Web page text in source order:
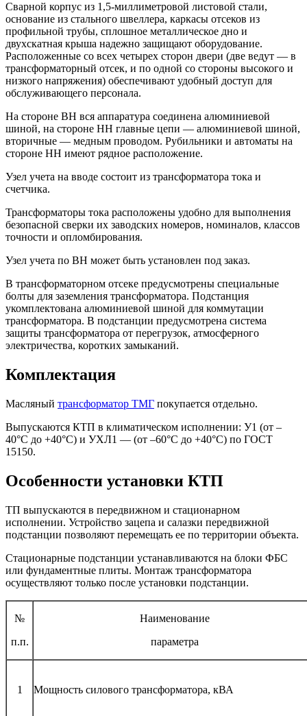
Сварной корпус из 1,5-миллиметровой листовой стали,
основание из стального швеллера, каркасы отсеков из
профильной трубы, сплошное металлическое дно и
двухскатная крыша надежно защищают оборудование.
Расположенные со всех четырех сторон двери (две ведут — в
трансформаторный отсек, и по одной со стороны высокого и
низкого напряжения) обеспечивают удобный доступ для
обслуживающего персонала.
На стороне ВН вся аппаратура соединена алюминиевой
шиной, на стороне НН главные цепи — алюминиевой шиной,
вторичные — медным проводом. Рубильники и автоматы на
стороне НН имеют рядное расположение.
Узел учета на вводе состоит из трансформатора тока и
счетчика.
Трансформаторы тока расположены удобно для выполнения
безопасной сверки их заводских номеров, номиналов, классов
точности и опломбирования.
Узел учета по ВН может быть установлен под заказ.
В трансформаторном отсеке предусмотрены специальные
болты для заземления трансформатора. Подстанция
укомплектована алюминиевой шиной для коммутации
трансформатора. В подстанции предусмотрена система
защиты трансформатора от перегрузок, атмосферного
электричества, коротких замыканий.
Комплектация
Масляный трансформатор ТМГ покупается отдельно.
Выпускаются КТП в климатическом исполнении: У1 (от –
40°C до +40°C) и УХЛ1 — (от –60°C до +40°C) по ГОСТ
15150.
Особенности установки КТП
ТП выпускаются в передвижном и стационарном
исполнении. Устройство зацепа и салазки передвижной
подстанции позволяют перемещать ее по территории объекта.
Стационарные подстанции устанавливаются на блоки ФБС
или фундаментные плиты. Монтаж трансформатора
осуществляют только после установки подстанции.
№
п.п.
Наименование
параметра
1 Мощность силового трансформатора, кВА